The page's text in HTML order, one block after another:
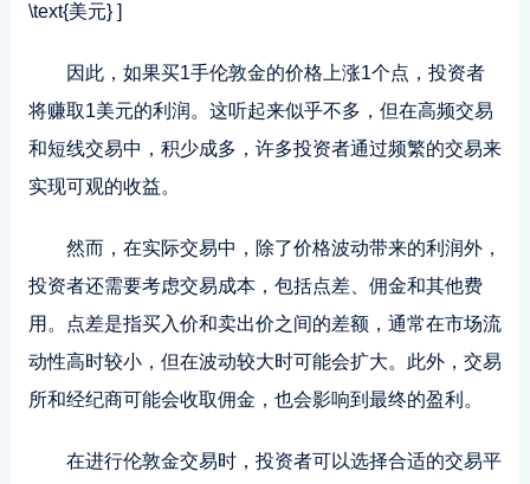
\text{美元} ]
因此，如果买1手伦敦金的价格上涨1个点，投资者
将赚取1美元的利润。这听起来似乎不多，但在高频交易
和短线交易中，积少成多，许多投资者通过频繁的交易来
实现可观的收益。
然而，在实际交易中，除了价格波动带来的利润外，
投资者还需要考虑交易成本，包括点差、佣金和其他费
用。点差是指买入价和卖出价之间的差额，通常在市场流
动性高时较小，但在波动较大时可能会扩大。此外，交易
所和经纪商可能会收取佣金，也会影响到最终的盈利。
在进行伦敦金交易时，投资者可以选择合适的交易平